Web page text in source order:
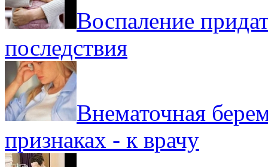
Воспаление
последствия
Внематочная
признаках - к врачу